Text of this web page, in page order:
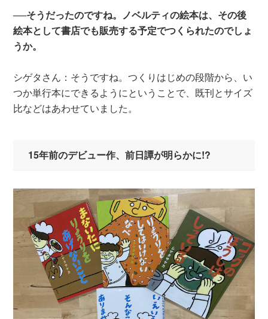
──そうだったのですね。ノベルティの絵本は、その後
絵本として書店でも販売する予定でつくられたのでしょ
うか。
シゲタさん：そうですね。つくりはじめの段階から、い
つか単行本にできるようにということで、既刊とサイズ
比などはあわせていました。
15年前のデビュー作、前日譚が明らかに!?